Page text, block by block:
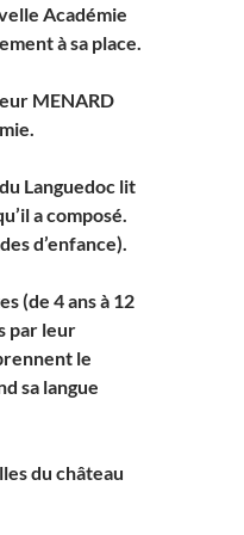
Académie
à sa place.
MENARD
Languedoc lit
a composé.
d’enfance).
(de 4 ans à 12
par leur
le
sa langue
du château